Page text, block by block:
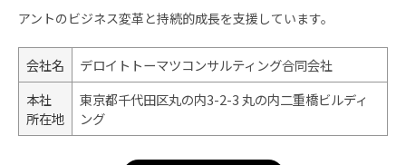
アントのビジネス変革と持続的成長を支援しています。
会社名
デロイトトーマツコンサルティング合同会社
本社
所在地
東京都千代田区丸の内3-2-3 丸の内二重橋ビルディ
ング